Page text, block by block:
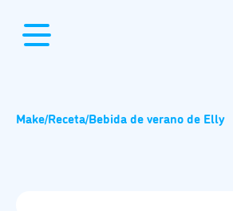
Make/Receta/Bebida de verano de Elly